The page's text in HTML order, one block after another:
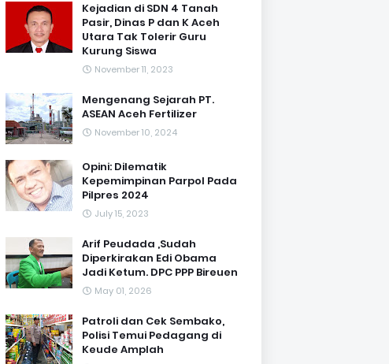
Kejadian di SDN 4 Tanah
Pasir, Dinas P dan K Aceh
Utara Tak Tolerir Guru
Kurung Siswa
November 11, 2023
Mengenang Sejarah PT.
ASEAN Aceh Fertilizer
November 10, 2024
Opini: Dilematik
Kepemimpinan Parpol Pada
Pilpres 2024
July 15, 2023
Arif Peudada ,Sudah
Diperkirakan Edi Obama
Jadi Ketum. DPC PPP Bireuen
May 01, 2026
Patroli dan Cek Sembako,
Polisi Temui Pedagang di
Keude Amplah